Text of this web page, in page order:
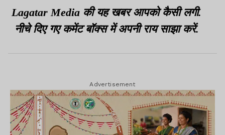
Lagatar Media की यह खबर आपको कैसी लगी.
नीचे दिए गए कमेंट बॉक्स में अपनी राय साझा करें.
Advertisement